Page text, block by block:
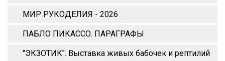
МИР РУКОДЕЛИЯ - 2026
ПАБЛО ПИКАССО. ПАРАГРАФЫ
"ЭКЗОТИК". Выставка живых бабочек и рептилий